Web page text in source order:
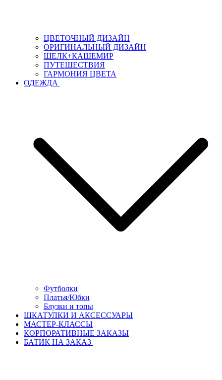
ЦВЕТОЧНЫЙ ДИЗАЙН
ОРИГИНАЛЬНЫЙ ДИЗАЙН
ШЕЛК+КАШЕМИР
ПУТЕШЕСТВИЯ
ГАРМОНИЯ ЦВЕТА
ОДЕЖДА
Футболки
Платья/Юбки
Блузки и топы
ШКАТУЛКИ И АКСЕССУАРЫ
МАСТЕР-КЛАССЫ
КОРПОРАТИВНЫЕ ЗАКАЗЫ
БАТИК НА ЗАКАЗ